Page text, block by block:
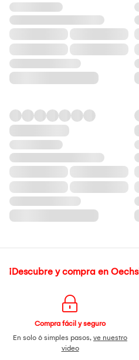
¡Descubre y compra en
Compra fácil y seguro
En solo 6 simples pasos, ve nuestro
video